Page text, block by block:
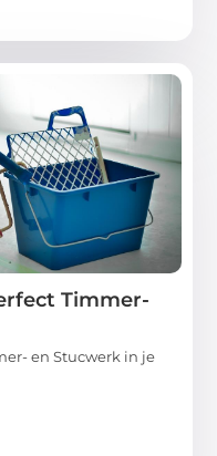
Timmer-
en Stucwerk in je